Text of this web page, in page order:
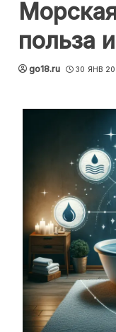
польза
go18.ru 30 ЯНВ